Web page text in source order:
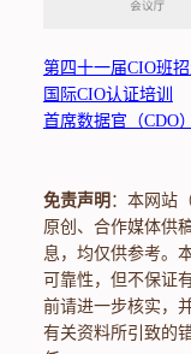
第四十一届CIO班
国际CIO认证培训
首席数据官（CDO
免责声明 ：本网站
原创、合作媒体供
息，均仅供参考。
可靠性，但不保证
前请进一步核实，
有关资料所引致的